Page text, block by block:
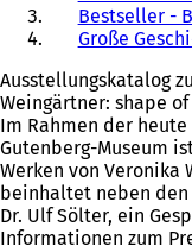
Bestseller -
Große
Ausstellungskatalog
Weingärtner: shape
Im Rahmen der
Gutenberg-Museum
Werken von Veronika
beinhaltet neben den
Dr. Ulf Sölter, ein
Informationen zum